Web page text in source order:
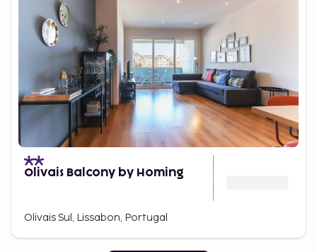
Olivais Balcony by Homing
Olivais Sul, Lissabon, Portugal